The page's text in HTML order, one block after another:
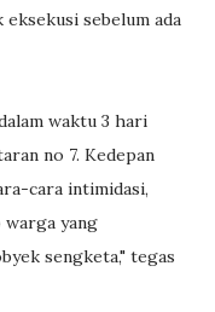
sebelum ada
waktu 3 hari
no 7. Kedepan
cara intimidasi,
yang
sengketa," tegas